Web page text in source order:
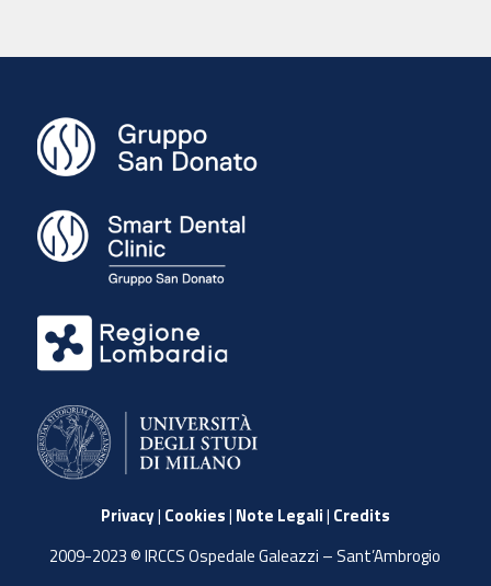
Privacy| Cookies| Note Legali| Credits
2009-2023 © IRCCS Ospedale Galeazzi – Sant’Ambrogio